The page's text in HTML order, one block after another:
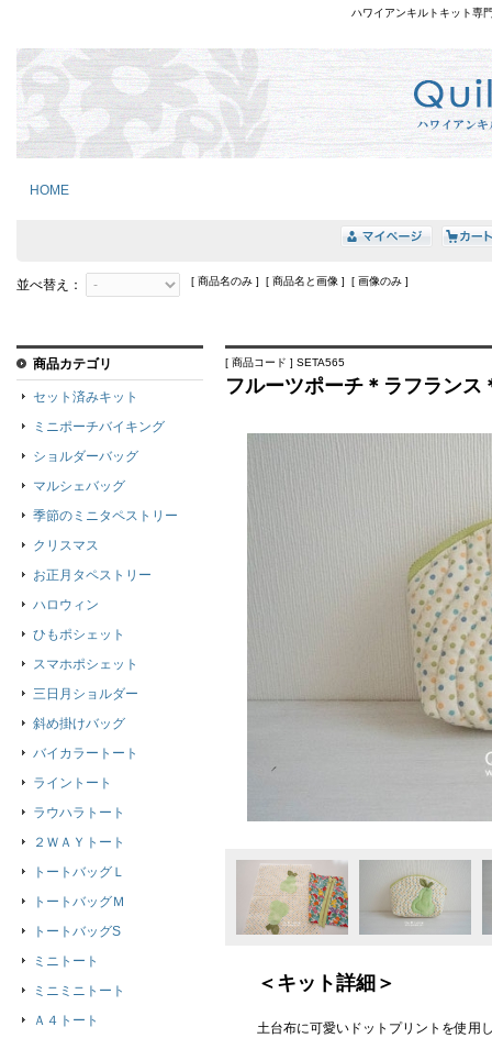
ハワイアンキルトキット専
HOME
並べ替え： [ 商品名のみ ] [ 商品名と画像 ] [ 画像のみ ]
[ 商品コード ] SETA565
フルーツポーチ＊ラフランス
＜キット詳細＞
土台布に可愛いドットプリントを使用
商品カテゴリ
セット済みキット
ミニポーチバイキング
ショルダーバッグ
マルシェバッグ
季節のミニタペストリー
クリスマス
お正月タペストリー
ハロウィン
ひもポシェット
スマホポシェット
三日月ショルダー
斜め掛けバッグ
バイカラートート
ライントート
ラウハラトート
２ＷＡＹトート
トートバッグＬ
トートバッグＭ
トートバッグS
ミニトート
ミニミニトート
Ａ４トート